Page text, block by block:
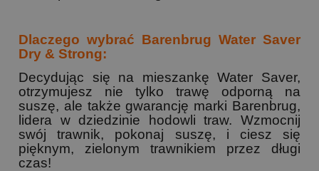
Dlaczego wybrać Barenbrug Water Saver
Dry & Strong:
Decydując się na mieszankę Water Saver,
otrzymujesz nie tylko trawę odporną na
suszę, ale także gwarancję marki Barenbrug,
lidera w dziedzinie hodowli traw. Wzmocnij
swój trawnik, pokonaj suszę, i ciesz się
pięknym, zielonym trawnikiem przez długi
czas!